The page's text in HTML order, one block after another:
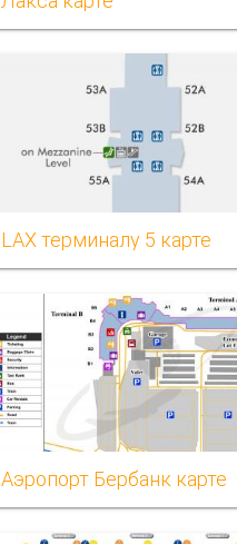
LAX терминалу 5 карте
Аэропорт Бербанк карте